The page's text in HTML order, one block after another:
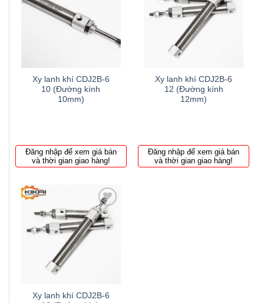
wishlist
Xy lanh khí CDJ2B-6
10 (Đường kính
10mm)
Đăng nhập để xem giá bán
và thời gian giao hàng!
Thêm
to
Xy lanh khí CDJ2B-6
12 (Đường kính
12mm)
Đăng nhập để xem giá bán
và thời gian giao hàng!
Thêm
to
Xy lanh khí CDJ2B-6